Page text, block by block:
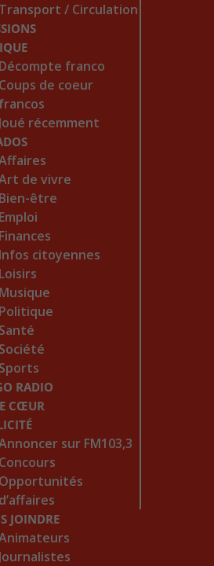
Transport / Circulation
Décompte franco
Coups de coeur
francos
Joué récemment
de vivre
Bien-être
Emploi
Finances
Infos citoyennes
Loisirs
Musique
Politique
Santé
Société
Sports
RADIO
CŒUR
sur FM103,3
Concours
Opportunités
d’affaires
JOINDRE
Journalistes